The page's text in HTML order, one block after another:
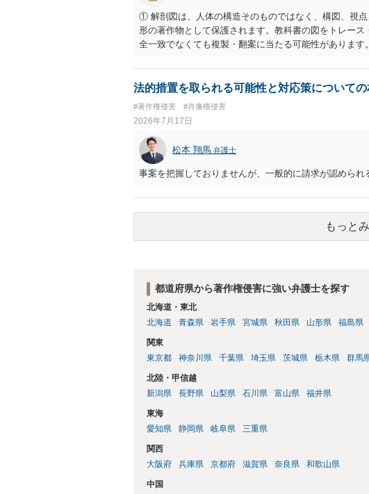
用規約等に実績掲載への同意があれば別です。また、
イトへリンクしたりする行為まで当然に禁止できると
の無断掲載と同様、掲載目的、態様、必要性、本人の
本人も掲載を拒否していることは、違法性を認める方
わけではありません。 まず、見積書、メール、チャッ
供素材及びこれを含む画面の複製・SNS掲載を許諾しな
す。すでに掲載された場合は、URL、掲載日時、画面を
① 解剖図は、人体の構造そのものではなく、構図、視
形の著作物として保護されます。教科書の図をトレー
全一致でなくても複製・翻案に当たる可能性がありま
の説明に必要な従たる資料であること、引用部分が明
が必要です。勉強ノートの教材として図そのものを中
うえで、ご自身の表現と構成でまとめる必要がありま
ース・模写した部分は掲載せず、人体の構造という事
法が考えられます。また、改変・SNS掲載が認められ
う方法もあります。トレースした図を残したい場合は、
法的措置を取られる可能性と対応策について
#著作権侵害 #肖像権侵害
2026年7月17日
松本 翔馬 弁護士
事案を把握しておりませんが、一般的に請求が認められ
もっと
都道府県から著作権侵害に強い弁護士を探す
北海道・東北
北海道
青森県 岩手県 宮城県 秋田県 山形県 福島県
関東
東京都
神奈川県 千葉県 埼玉県 茨城県 栃木県 群馬
北陸・甲信越
新潟県
長野県 山梨県 石川県 富山県 福井県
東海
愛知県
静岡県 岐阜県 三重県
関西
大阪府
兵庫県 京都府 滋賀県 奈良県 和歌山県
中国